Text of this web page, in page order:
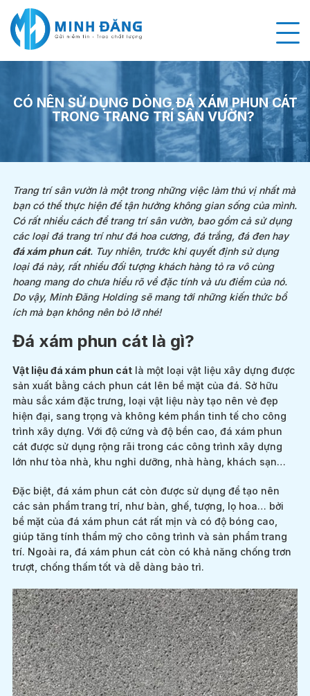
CÓ NÊN SỬ DỤNG DÒNG ĐÁ XÁM PHUN CÁT
TRONG TRANG TRÍ SÂN VƯỜN?
Trang trí sân vườn là một trong những việc làm thú vị nhất mà
bạn có thể thực hiện để tận hưởng không gian sống của mình.
Có rất nhiều cách để trang trí sân vườn, bao gồm cả sử dụng
các loại đá trang trí như đá hoa cương, đá trắng, đá đen hay
đá xám phun cát. Tuy nhiên, trước khi quyết định sử dụng
loại đá này, rất nhiều đối tượng khách hàng tỏ ra vô cùng
hoang mang do chưa hiểu rõ về đặc tính và ưu điểm của nó.
Do vậy, Minh Đăng Holdingsẽ mang tới những kiến thức bổ
ích mà bạn không nên bỏ lỡ nhé!
Đá xám phun cát là gì?
Vật liệu đá xám phun cát là một loại vật liệu xây dựng được
sản xuất bằng cách phun cát lên bề mặt của đá. Sở hữu
màu sắc xám đặc trưng, loại vật liệu này tạo nên vẻ đẹp
hiện đại, sang trọng và không kém phần tinh tế cho công
trình xây dựng. Với độ cứng và độ bền cao, đá xám phun
cát được sử dụng rộng rãi trong các công trình xây dựng
lớn như tòa nhà, khu nghỉ dưỡng, nhà hàng, khách sạn…
Đặc biệt, đá xám phun cát còn được sử dụng để tạo nên
các sản phẩm trang trí, như bàn, ghế, tượng, lọ hoa… bởi
bề mặt của đá xám phun cát rất mịn và có độ bóng cao,
giúp tăng tính thẩm mỹ cho công trình và sản phẩm trang
trí. Ngoài ra, đá xám phun cát còn có khả năng chống trơn
trượt, chống thấm tốt và dễ dàng bảo trì.